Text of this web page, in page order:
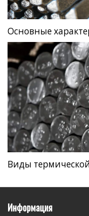
Основные
Виды
Информация